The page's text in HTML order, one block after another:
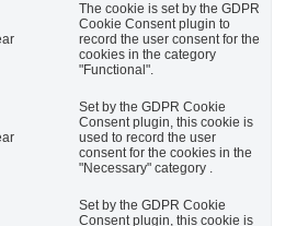
The cookie is set by the GDPR
Cookie Consent plugin to
record the user consent for the
cookies in the category
"Functional".
Set by the GDPR Cookie
Consent plugin, this cookie is
used to record the user
consent for the cookies in the
"Necessary" category .
Set by the GDPR Cookie
Consent plugin, this cookie is